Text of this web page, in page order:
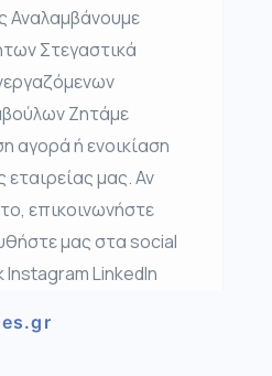
Αναλαμβάνουμε
Στεγαστικά
Ζητάμε
αγορά ή ενοικίαση
μας. Αν
επικοινωνήστε
μας στα social
LinkedIn